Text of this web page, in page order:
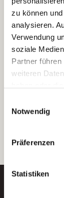
zu können
analysieren.
Verwendung
soziale
Partner
weiteren
Wenn Sie auf
Sie der
Ihre
indem Sie die
unserer
Notwendig
Präferenzen
Statistiken
verarbeitet, auf
GmbH, Heinrich-
(Betreiber)
verantwortliche
werden.
Diese
Weitere Details